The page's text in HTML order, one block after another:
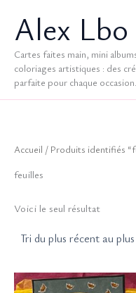
contenuAlex Lbo
Cartes faites main, mini
coloriages artistiques : des
parfaite pour chaque occasion.
Accueil / Produits identifiés
feuilles
Voici le seul résultat